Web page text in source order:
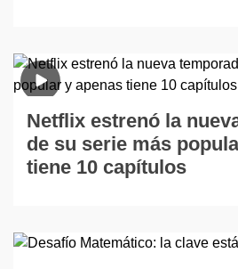
Netflix estrenó la
de su serie más
tiene 10 capítulos